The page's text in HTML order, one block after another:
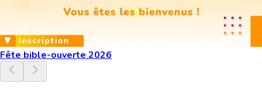
Fête bible-ouverte 2026